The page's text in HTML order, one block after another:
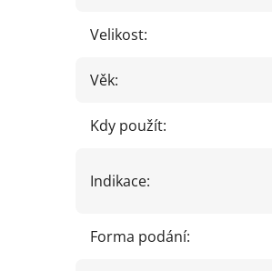
Velikost:
Věk:
Kdy použít:
Indikace:
Forma podání: